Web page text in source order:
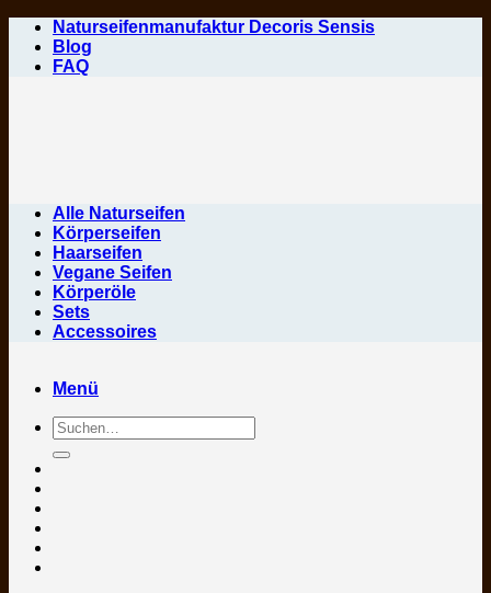
Zum
Inhalt
springen
Naturseifenmanufaktur Decoris Sensis
Blog
FAQ
Menü
Suchen
nach:
Alle Naturseifen
Körperseifen
Haarseifen
Vegane Seifen
Körperöle
Sets
Accessoires